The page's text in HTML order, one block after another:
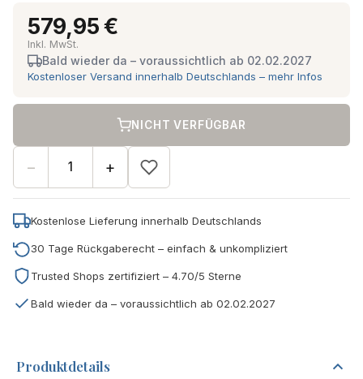
579,95 €
Inkl. MwSt.
Bald wieder da – voraussichtlich ab 02.02.2027
Kostenloser Versand innerhalb Deutschlands – mehr Infos
− +
NICHT VERFÜGBAR
Kostenlose Lieferung innerhalb Deutschlands
30 Tage Rückgaberecht – einfach & unkompliziert
Trusted Shops zertifiziert – 4.70/5 Sterne
Bald wieder da – voraussichtlich ab 02.02.2027
Produktdetails